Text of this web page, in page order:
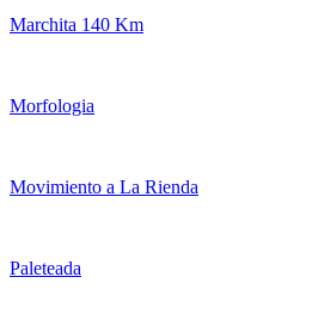
Marchita 140 Km
Morfologia
Movimiento a La Rienda
Paleteada